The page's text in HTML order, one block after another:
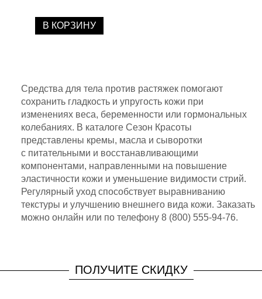
В КОРЗИНУ
Средства для тела против растяжек помогают
сохранить гладкость и упругость кожи при
изменениях веса, беременности или гормональных
колебаниях. В каталоге Сезон Красоты
представлены кремы, масла и сыворотки
с питательными и восстанавливающими
компонентами, направленными на повышение
эластичности кожи и уменьшение видимости стрий.
Регулярный уход способствует выравниванию
текстуры и улучшению внешнего вида кожи. Заказать
можно онлайн или по телефону 8 (800) 555-94-76.
ПОЛУЧИТЕ СКИДКУ